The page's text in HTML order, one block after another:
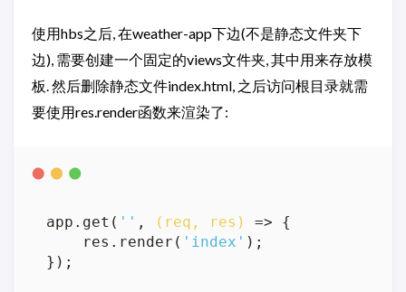
使用hbs之后, 在weather-app下边(不是静态文件夹下
边), 需要创建一个固定的views文件夹, 其中用来存放模
板. 然后删除静态文件index.html, 之后访问根目录就需
要使用res.render函数来渲染了:
app.get( '' , (req, res) => {
    res.render(
'index' );